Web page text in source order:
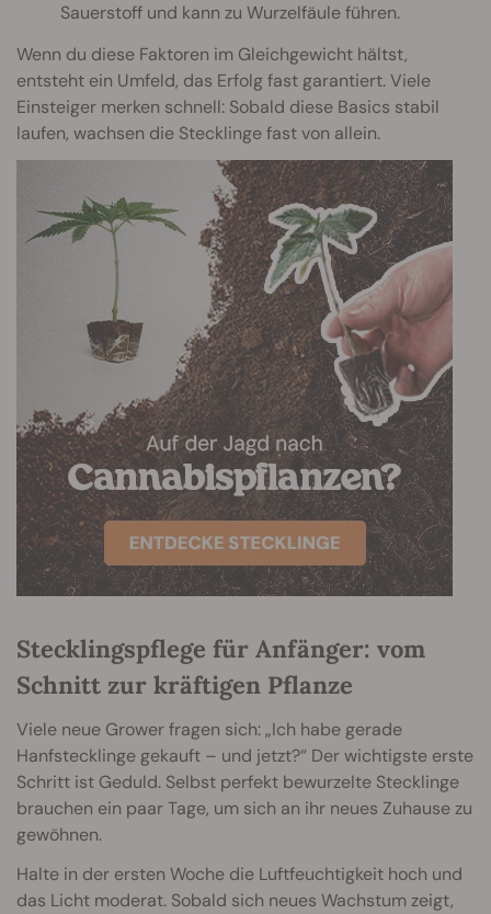
Sauerstoff und kann zu Wurzelfäule führen.
Wenn du diese Faktoren im Gleichgewicht hältst,
entsteht ein Umfeld, das Erfolg fast garantiert. Viele
Einsteiger merken schnell: Sobald diese Basics stabil
laufen, wachsen die Stecklinge fast von allein.
Stecklingspflege für Anfänger: vom
Schnitt zur kräftigen Pflanze
Viele neue Grower fragen sich: „Ich habe gerade
Hanfstecklinge gekauft – und jetzt?“ Der wichtigste erste
Schritt ist Geduld. Selbst perfekt bewurzelte Stecklinge
brauchen ein paar Tage, um sich an ihr neues Zuhause zu
gewöhnen.
Halte in der ersten Woche die Luftfeuchtigkeit hoch und
das Licht moderat. Sobald sich neues Wachstum zeigt,